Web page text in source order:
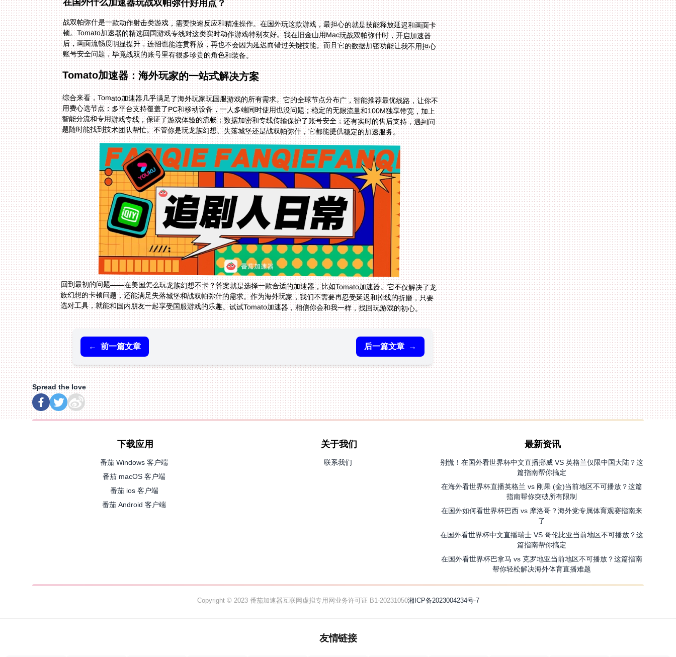
在国外什么加速器玩战双帕弥什好用点？
战双帕弥什是一款动作射击类游戏，需要快速反应和精准操作。在国外玩这款游戏，最担心的就是技能释放延迟和画面卡
顿。Tomato加速器的精选回国游戏专线对这类实时动作游戏特别友好。我在旧金山用Mac玩战双帕弥什时，开启加速器
后，画面流畅度明显提升，连招也能连贯释放，再也不会因为延迟而错过关键技能。而且它的数据加密功能让我不用担心
账号安全问题，毕竟战双的账号里有很多珍贵的角色和装备。
Tomato加速器：海外玩家的一站式解决方案
综合来看，Tomato加速器几乎满足了海外玩家玩国服游戏的所有需求。它的全球节点分布广，智能推荐最优线路，让你不
用费心选节点；多平台支持覆盖了PC和移动设备，一人多端同时使用也没问题；稳定的无限流量和100M独享带宽，加上
智能分流和专用游戏专线，保证了游戏体验的流畅；数据加密和专线传输保护了账号安全；还有实时的售后支持，遇到问
题随时能找到技术团队帮忙。不管你是玩龙族幻想、失落城堡还是战双帕弥什，它都能提供稳定的加速服务。
回到最初的问题——在美国怎么玩龙族幻想不卡？答案就是选择一款合适的加速器，比如Tomato加速器。它不仅解决了龙
族幻想的卡顿问题，还能满足失落城堡和战双帕弥什的需求。作为海外玩家，我们不需要再忍受延迟和掉线的折磨，只要
选对工具，就能和国内朋友一起享受国服游戏的乐趣。试试Tomato加速器，相信你会和我一样，找回玩游戏的初心。
← 前一篇文章 后一篇文章 →
Spread the love
下载应用
番茄 Windows 客户端
番茄 macOS 客户端
番茄 ios 客户端
番茄 Android 客户端
关于我们
联系我们
最新资讯
别慌！在国外看世界杯中文直播挪威 VS 英格兰仅限中国大陆？这
篇指南帮你搞定
在海外看世界杯直播英格兰 vs 刚果 (金)当前地区不可播放？这篇
指南帮你突破所有限制
在国外如何看世界杯巴西 vs 摩洛哥？海外党专属体育观赛指南来
了
在国外看世界杯中文直播瑞士 VS 哥伦比亚当前地区不可播放？这
篇指南帮你搞定
在国外看世界杯巴拿马 vs 克罗地亚当前地区不可播放？这篇指南
帮你轻松解决海外体育直播难题
Copyright © 2023 番茄加速器互联网虚拟专用网业务许可证 B1-20231050湘ICP备2023004234号-7
友情链接